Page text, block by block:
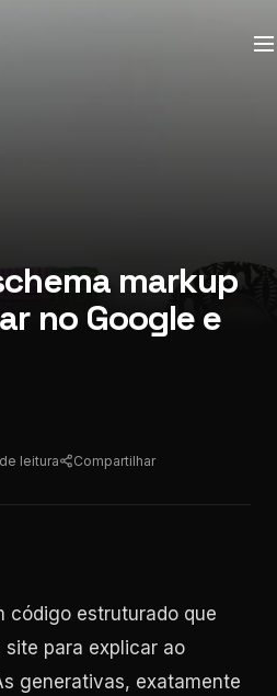
markup
no Google e
leitura Compartilhar
código estruturado que
para explicar ao
generativas, exatamente